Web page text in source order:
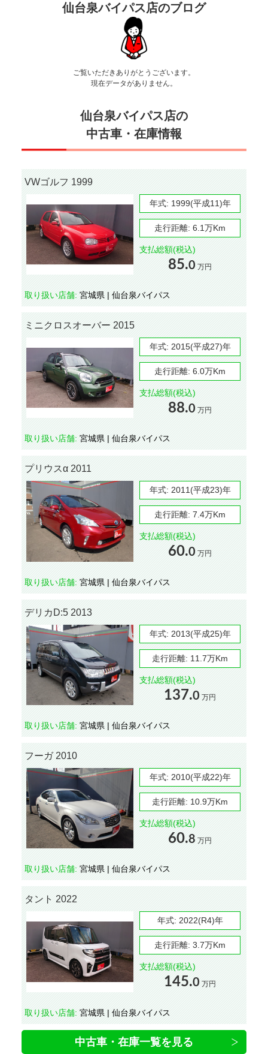
仙台泉バイパス店のブログ
ご覧いただきありがとうございます。
現在データがありません。
仙台泉バイパス店の
中古車・在庫情報
VWゴルフ 1999
年式: 1999(平成11)年
走行距離: 6.1万Km
支払総額(税込)
85.0 万円
取り扱い店舗: 宮城県 | 仙台泉バイパス
ミニクロスオーバー 2015
年式: 2015(平成27)年
走行距離: 6.0万Km
支払総額(税込)
88.0 万円
取り扱い店舗: 宮城県 | 仙台泉バイパス
プリウスα 2011
年式: 2011(平成23)年
走行距離: 7.4万Km
支払総額(税込)
60.0 万円
取り扱い店舗: 宮城県 | 仙台泉バイパス
デリカD:5 2013
年式: 2013(平成25)年
走行距離: 11.7万Km
支払総額(税込)
137.0 万円
取り扱い店舗: 宮城県 | 仙台泉バイパス
フーガ 2010
年式: 2010(平成22)年
走行距離: 10.9万Km
支払総額(税込)
60.8 万円
取り扱い店舗: 宮城県 | 仙台泉バイパス
タント 2022
年式: 2022(R4)年
走行距離: 3.7万Km
支払総額(税込)
145.0 万円
取り扱い店舗: 宮城県 | 仙台泉バイパス
中古車・在庫一覧を見る